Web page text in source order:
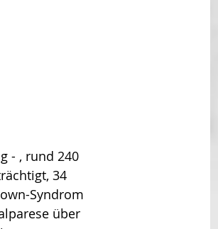
- , rund 240
34
Syndrom
über